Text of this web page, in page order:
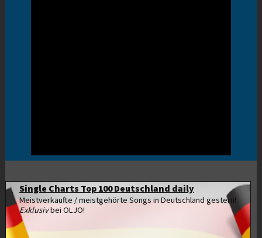
Single Charts Top 100 Deutschland daily
Meistverkaufte / meistgehörte Songs in Deutschland gestern!
Exklusivbei OLJO!